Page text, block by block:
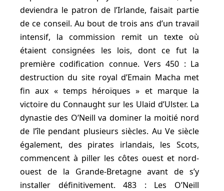
deviendra le patron de l’Irlande, faisait partie
de ce conseil. Au bout de trois ans d’un travail
intensif, la commission remit un texte où
étaient consignées les lois, dont ce fut la
première codification connue. Vers 450 : La
destruction du site royal d’Emain Macha met
fin aux « temps héroïques » et marque la
victoire du Connaught sur les Ulaid d’Ulster. La
dynastie des O’Neill va dominer la moitié nord
de l’île pendant plusieurs siècles. Au Ve siècle
également, des pirates irlandais, les Scots,
commencent à piller les côtes ouest et nord-
ouest de la Grande-Bretagne avant de s’y
installer définitivement. 483 : Les O’Neill